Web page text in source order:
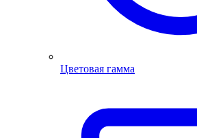
Цветовая гамма